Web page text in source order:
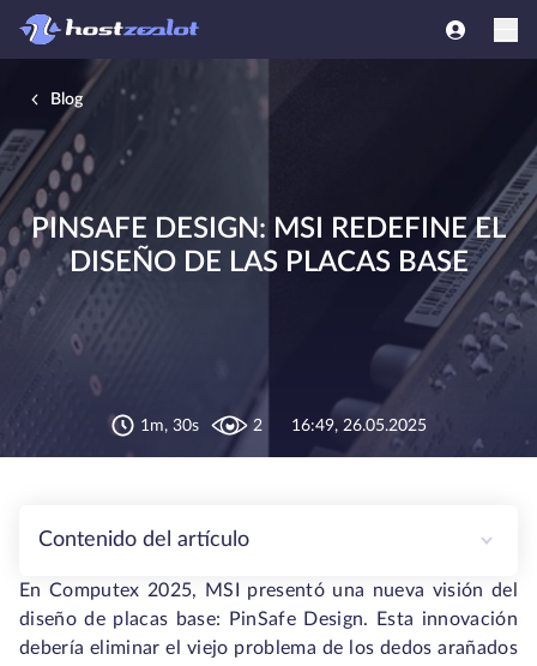
Blog
PINSAFE DESIGN: MSI REDEFINE EL
DISEÑO DE LAS PLACAS BASE
1m, 30s 2 16:49, 26.05.2025
Contenido del artículo
En Computex 2025, MSI presentó una nueva visión del
diseño de placas base: PinSafe Design. Esta innovación
debería eliminar el viejo problema de los dedos arañados